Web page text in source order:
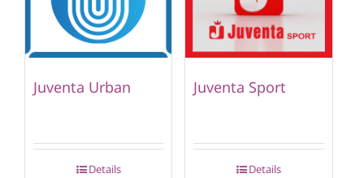
Juventa Urban
Details
Juventa Sport
Details